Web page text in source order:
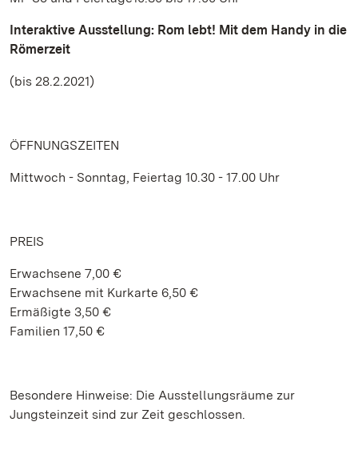
Interaktive Ausstellung: Rom lebt! Mit dem Handy in die
Römerzeit
(bis 28.2.2021)
ÖFFNUNGSZEITEN
Mittwoch - Sonntag, Feiertag 10.30 - 17.00 Uhr
PREIS
Erwachsene 7,00 €
Erwachsene mit Kurkarte 6,50 €
Ermäßigte 3,50 €
Familien 17,50 €
Besondere Hinweise: Die Ausstellungsräume zur
Jungsteinzeit sind zur Zeit geschlossen.